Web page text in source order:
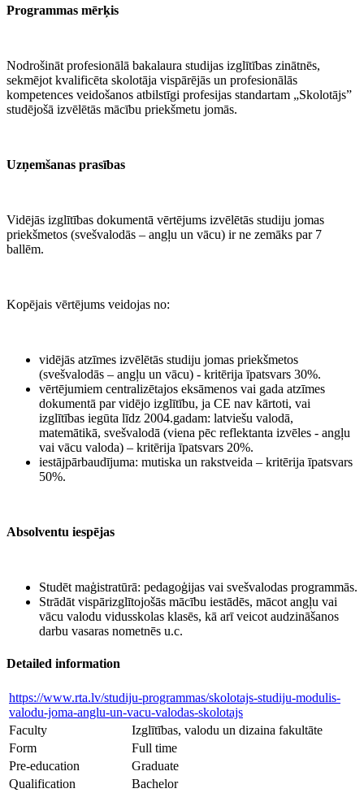
Programmas mērķis
Nodrošināt profesionālā bakalaura studijas izglītības zinātnēs,
sekmējot kvalificēta skolotāja vispārējās un profesionālās
kompetences veidošanos atbilstīgi profesijas standartam „Skolotājs”
studējošā izvēlētās mācību priekšmetu jomās.
Uzņemšanas prasības
Vidējās izglītības dokumentā vērtējums izvēlētās studiju jomas
priekšmetos (svešvalodās – angļu un vācu) ir ne zemāks par 7
ballēm.
Kopējais vērtējums veidojas no:
vidējās atzīmes izvēlētās studiju jomas priekšmetos
(svešvalodās – angļu un vācu) - kritērija īpatsvars 30%.
vērtējumiem centralizētajos eksāmenos vai gada atzīmes
dokumentā par vidējo izglītību, ja CE nav kārtoti, vai
izglītības iegūta līdz 2004.gadam: latviešu valodā,
matemātikā, svešvalodā (viena pēc reflektanta izvēles - angļu
vai vācu valoda) – kritērija īpatsvars 20%.
iestājpārbaudījuma: mutiska un rakstveida – kritērija īpatsvars
50%.
Absolventu iespējas
Studēt maģistratūrā: pedagoģijas vai svešvalodas programmās.
Strādāt vispārizglītojošās mācību iestādēs, mācot angļu vai
vācu valodu vidusskolas klasēs, kā arī veicot audzināšanos
darbu vasaras nometnēs u.c.
Detailed information
https://www.rta.lv/studiju-programmas/skolotajs-studiju-modulis-
valodu-joma-anglu-un-vacu-valodas-skolotajs
Faculty
Izglītības, valodu un dizaina fakultāte
Form
Full time
Pre-education
Graduate
Qualification
Bachelor